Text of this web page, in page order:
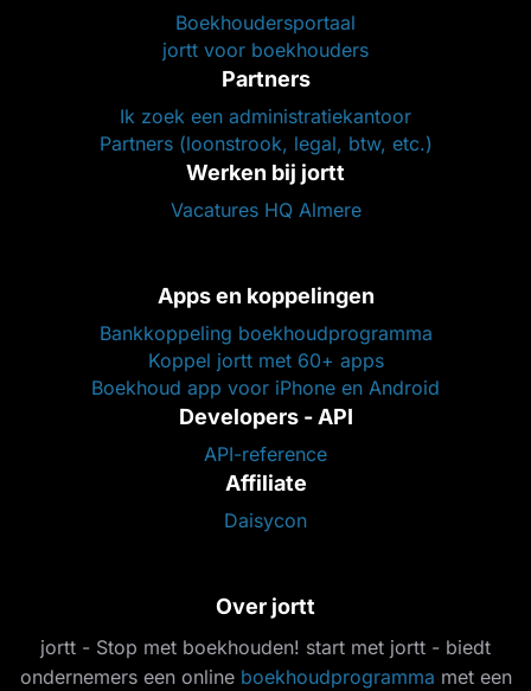
Boekhoudersportaal
jortt voor boekhouders
Partners
Ik zoek een administratiekantoor
Partners (loonstrook, legal, btw, etc.)
Werken bij jortt
Vacatures HQ Almere
Apps en koppelingen
Bankkoppeling boekhoudprogramma
Koppel jortt met 60+ apps
Boekhoud app voor iPhone en Android
Developers - API
API-reference
Affiliate
Daisycon
Over jortt
jortt - Stop met boekhouden! start met jortt - biedt
ondernemers een online boekhoudprogramma met een